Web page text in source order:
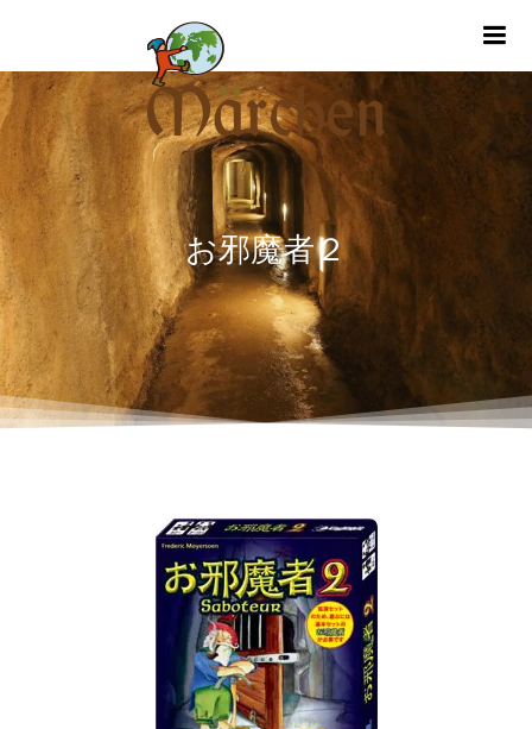
お邪魔者２